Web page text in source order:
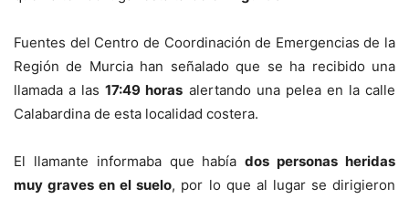
Fuentes del Centro de Coordinación de Emergencias de la
Región de Murcia han señalado que se ha recibido una
llamada a las17:49 horas alertando una pelea en la calle
Calabardina de esta localidad costera.
El llamante informaba que habíados personas heridas
muy graves en el suelo, por lo que al lugar se dirigieron